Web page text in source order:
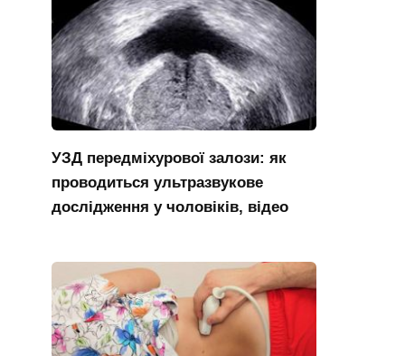
УЗД передміхурової залози: як
проводиться ультразвукове
дослідження у чоловіків, відео